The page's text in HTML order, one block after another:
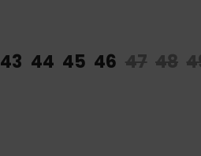
43 44 45 46 47 48